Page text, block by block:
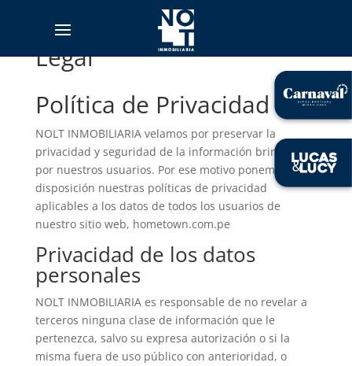
Legal
Política de Privacidad
NOLT INMOBILIARIA velamos por preservar la
privacidad y seguridad de la información brindada
por nuestros usuarios. Por ese motivo ponemos a su
disposición nuestras políticas de privacidad
aplicables a los datos de todos los usuarios de
nuestro sitio web, hometown.com.pe
Privacidad de los datos
personales
NOLT INMOBILIARIA es responsable de no revelar a
terceros ninguna clase de información que le
pertenezca, salvo su expresa autorización o si la
misma fuera de uso público con anterioridad, o